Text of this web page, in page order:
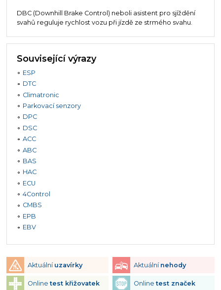
DBC (Downhill Brake Control) neboli asistent pro sjíždění
svahů reguluje rychlost vozu při jízdě ze strmého svahu.
Související výrazy
ESP
DTC
Climatronic
Parkovací senzory
DPC
DSC
ACC
ABC
BAS
HAC
ECU
4Control
CMBS
EPB
EBV
Aktuální uzavírky Aktuální nehody
Onlinetest křižovatek Onlinetest značek